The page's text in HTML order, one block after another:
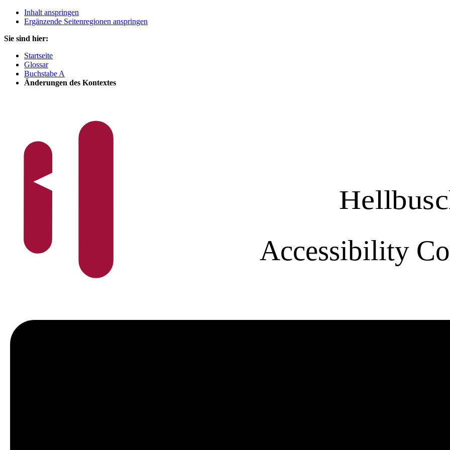
Inhalt anspringen
Ergänzende Seitenregionen anspringen
Sie sind hier:
Startseite
Glossar
Buchstabe A
Änderungen des Kontextes
Accessibility